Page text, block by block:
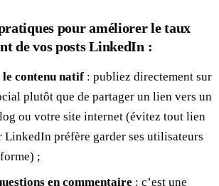
pour améliorer le taux
de vos posts LinkedIn :
contenu natif : publiez directement sur
plutôt que de partager un lien vers un
ou votre site internet (évitez tout lien
LinkedIn préfère garder ses utilisateurs
;
en commentaire : c’est une